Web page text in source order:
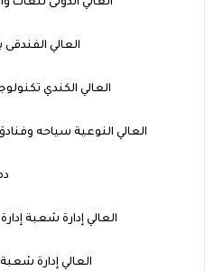
العالي الدولى
العالي
العالي الكندي
العالي النوعية سياحه
العالي إدارة شعبة
العالي إدارة